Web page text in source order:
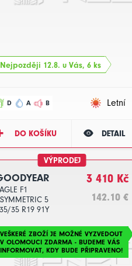
Nejpozději 12.8. u Vás, 6 ks
D A B Letní
DO KOŠÍKU DETAIL
VÝPRODEJ
F1
5
35 R19 91Y
3 410 Kč
142.10 €
VEŠKERÉ ZBOŽÍ JE MOŽNÉ VYZVEDOUT
V OLOMOUCI ZDARMA - BUDEME VÁS
INFORMOVAT, KDY BUDE PŘIPRAVENO!